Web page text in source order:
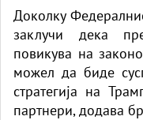
Доколку
заклучи дека
повикува на
можел да биде
стратегија на
партнери, додава